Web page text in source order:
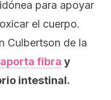
para apoyar
el cuerpo.
Culbertson de la
aporta fibra y
intestinal.